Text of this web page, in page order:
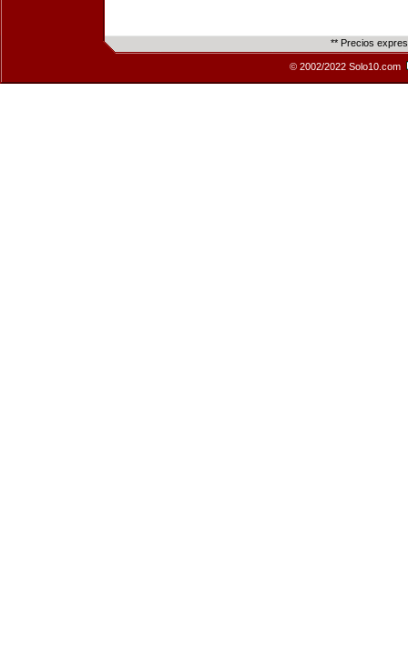
** Precios
© 2002/2022 Solo10.com